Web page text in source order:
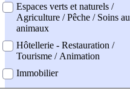
Espaces verts et naturels /
Agriculture / Pêche / Soins
animaux
Hôtellerie - Restauration /
Tourisme / Animation
Immobilier